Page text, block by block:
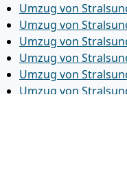
Umzug von
Umzug von
Umzug von
Umzug von
Umzug von
Umzug von